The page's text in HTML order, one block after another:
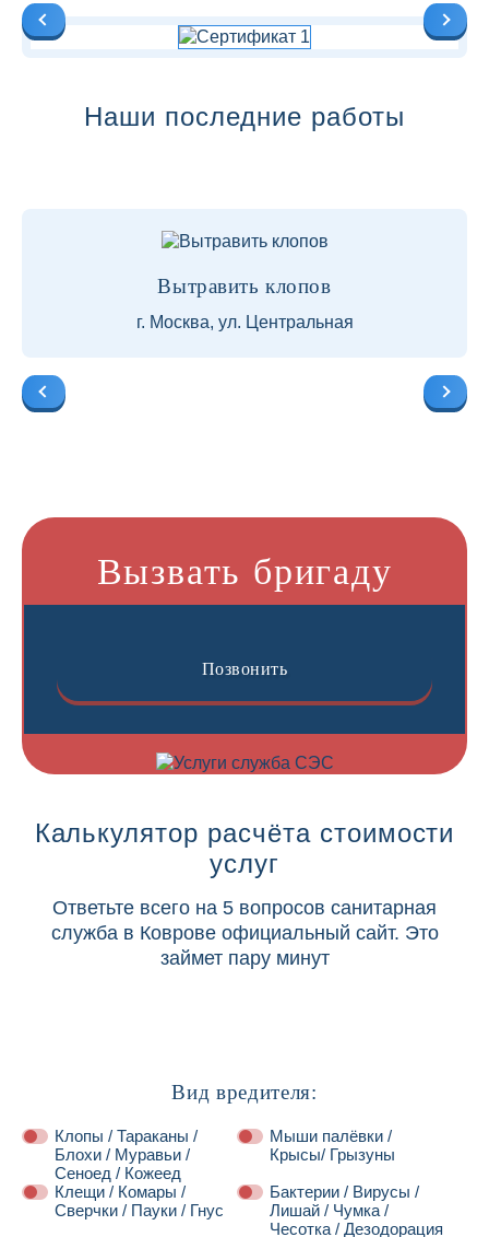
Наши последние работы
Вытравить клопов
г. Москва, ул. Центральная
Вызвать бригаду
Позвонить
Калькулятор расчёта стоимости
услуг
Ответьте всего на 5 вопросов санитарная
служба в Коврове официальный сайт. Это
займет пару минут
Вид вредителя:
Клопы / Тараканы /
Блохи / Муравьи /
Сеноед / Кожеед
Мыши палёвки /
Крысы/ Грызуны
Клещи / Комары /
Сверчки / Пауки / Гнус
Бактерии / Вирусы /
Лишай / Чумка /
Чесотка / Дезодорация